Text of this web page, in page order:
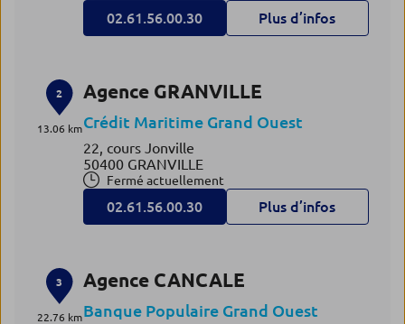
02.61.56.00.30 Plus d’infos
2
13.06 km
Agence GRANVILLE
Crédit Maritime Grand Ouest
22, cours Jonville
50400 GRANVILLE
Fermé actuellement
02.61.56.00.30 Plus d’infos
3
22.76 km
Agence CANCALE
Banque Populaire Grand Ouest